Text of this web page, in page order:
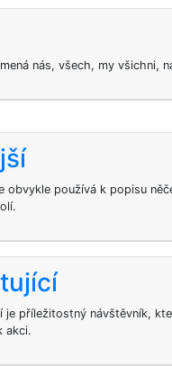
nás, všech, my všichni,
obvykle používá k popisu
je příležitostný návštěvník,
akci.